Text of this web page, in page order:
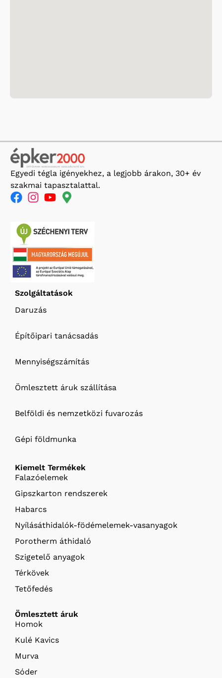
Egyedi tégla igényekhez, a legjobb árakon, 30+ év
szakmai tapasztalattal.
Szolgáltatások
Daruzás
Építőipari tanácsadás
Mennyiségszámítás
Ömlesztett áruk szállítása
Belföldi és nemzetközi fuvarozás
Gépi földmunka
Kiemelt Termékek
Falazóelemek
Gipszkarton rendszerek
Habarcs
Nyílásáthidalók-födémelemek-vasanyagok
Porotherm áthidaló
Szigetelő anyagok
Térkövek
Tetőfedés
Ömlesztett áruk
Homok
Kulé Kavics
Murva
Sóder